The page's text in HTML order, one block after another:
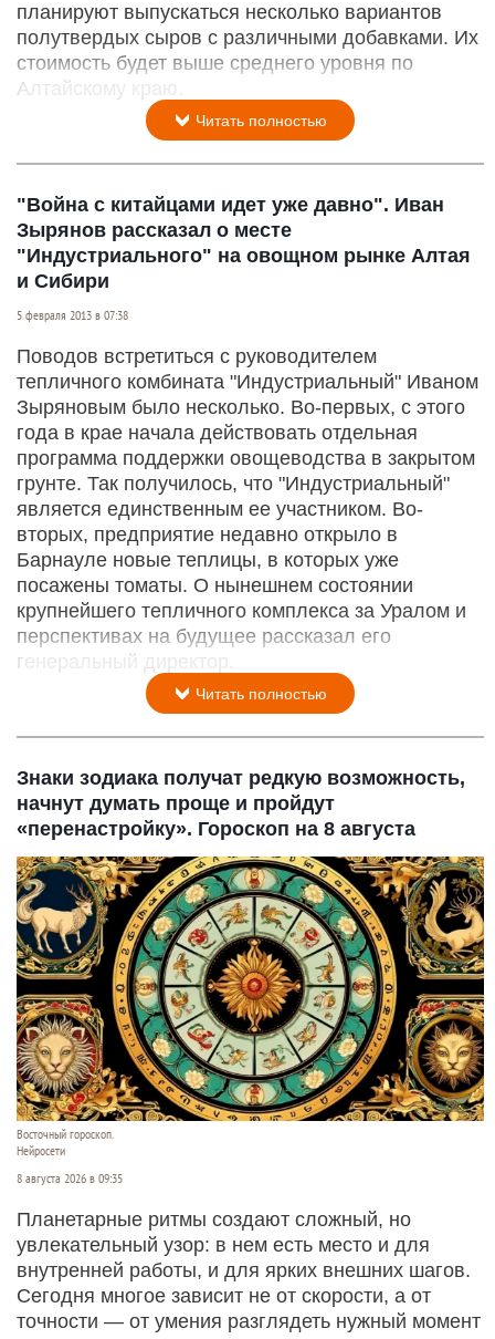
планируют выпускаться несколько вариантов
полутвердых сыров с различными добавками. Их
стоимость будет выше среднего уровня по
Алтайскому краю.
Читать полностью
"Война с китайцами идет уже давно". Иван
Зырянов рассказал о месте
"Индустриального" на овощном рынке Алтая
и Сибири
5 февраля 2013 в 07:38
Поводов встретиться с руководителем
тепличного комбината "Индустриальный" Иваном
Зыряновым было несколько. Во-первых, с этого
года в крае начала действовать отдельная
программа поддержки овощеводства в закрытом
грунте. Так получилось, что "Индустриальный"
является единственным ее участником. Во-
вторых, предприятие недавно открыло в
Барнауле новые теплицы, в которых уже
посажены томаты. О нынешнем состоянии
крупнейшего тепличного комплекса за Уралом и
перспективах на будущее рассказал его
генеральный директор.
Читать полностью
Знаки зодиака получат редкую возможность,
начнут думать проще и пройдут
«перенастройку». Гороскоп на 8 августа
Восточный гороскоп.
Нейросети
8 августа 2026 в 09:35
Планетарные ритмы создают сложный, но
увлекательный узор: в нем есть место и для
внутренней работы, и для ярких внешних шагов.
Сегодня многое зависит не от скорости, а от
точности — от умения разглядеть нужный момент